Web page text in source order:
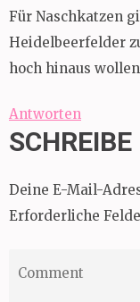
Für Naschkatzen
Heidelbeerfelder
hoch hinaus
Antworten
Deine E-Mail-
Erforderliche